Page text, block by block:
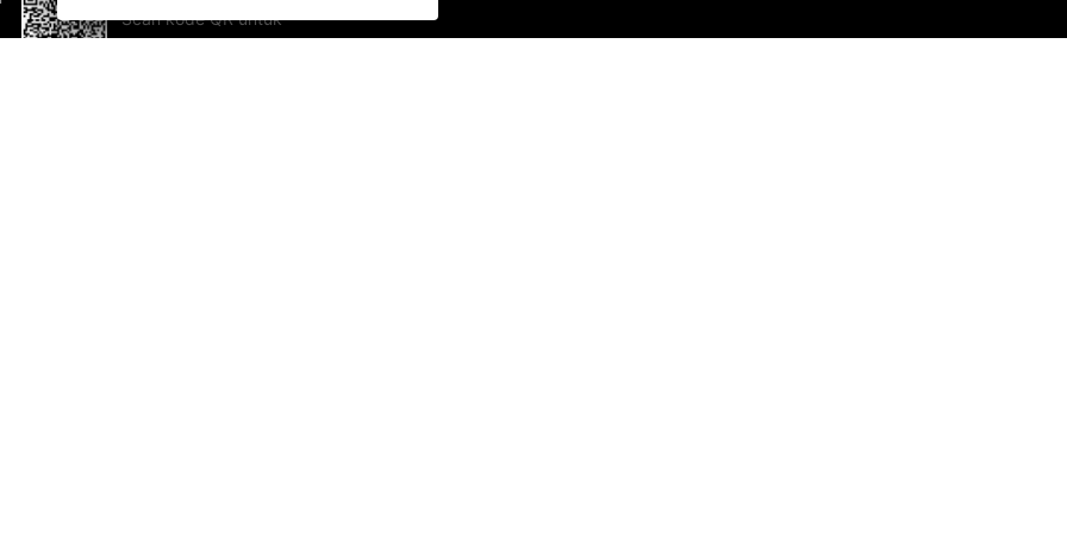
Scan kode QR untuk
mengunduh sekarang!